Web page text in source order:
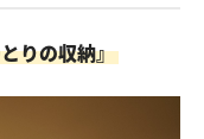
りの収納』